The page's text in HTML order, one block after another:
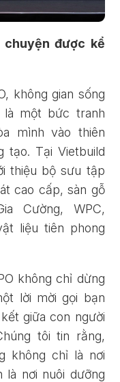
chuyện được kể
không gian sống
là một bức tranh
mình vào thiên
tạo. Tại Vietbuild
thiệu bộ sưu tập
cao cấp, sàn gỗ
Cường, WPC,
liệu tiên phong
không chỉ dừng
lời mời gọi bạn
giữa con người
tôi tin rằng,
không chỉ là nơi
là nơi nuôi dưỡng